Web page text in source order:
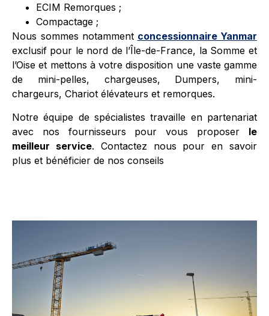
ECIM Remorques ;
Compactage ;
Nous sommes notamment concessionnaire Yanmar
exclusif pour le nord de l’Île-de-France, la Somme et
l’Oise et mettons à votre disposition une vaste gamme
de mini-pelles, chargeuses, Dumpers, mini-
chargeurs, Chariot élévateurs et remorques.
Notre équipe de spécialistes travaille en partenariat
avec nos fournisseurs pour vous proposer le
meilleur service. Contactez nous pour en savoir
plus et bénéficier de nos conseils